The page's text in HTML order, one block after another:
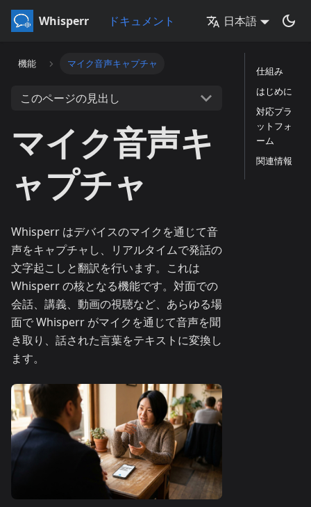
Whisperr ドキュメント 日本語
機能 マイク音声キャプチャ
このページの見出し
マイク音声キ
ャプチャ
Whisperr はデバイスのマイクを通じて音
声をキャプチャし、リアルタイムで発話の
文字起こしと翻訳を行います。これは
Whisperr の核となる機能です。対面での
会話、講義、動画の視聴など、あらゆる場
面で Whisperr がマイクを通じて音声を聞
き取り、話された言葉をテキストに変換し
ます。
仕組み
はじめに
対応プラ
ットフォ
ーム
関連情報